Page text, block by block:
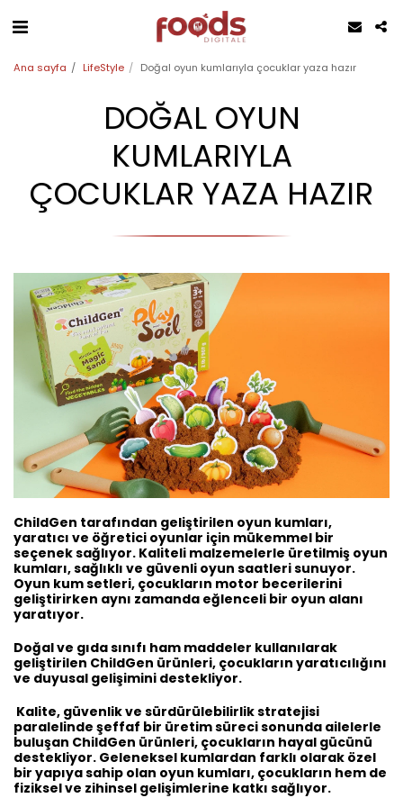
Ana sayfa LifeStyle Doğal oyun kumlarıyla çocuklar yaza hazır
DOĞAL OYUN
KUMLARIYLA
ÇOCUKLAR YAZA HAZIR
ChildGen tarafından geliştirilen oyun kumları,
yaratıcı ve öğretici oyunlar için mükemmel bir
seçenek sağlıyor. Kaliteli malzemelerle üretilmiş oyun
kumları, sağlıklı ve güvenli oyun saatleri sunuyor.
Oyun kum setleri, çocukların motor becerilerini
geliştirirken aynı zamanda eğlenceli bir oyun alanı
yaratıyor.
Doğal ve gıda sınıfı ham maddeler kullanılarak
geliştirilen ChildGen ürünleri, çocukların yaratıcılığını
ve duyusal gelişimini destekliyor.
Kalite, güvenlik ve sürdürülebilirlik stratejisi
paralelinde şeffaf bir üretim süreci sonunda ailelerle
buluşan ChildGen ürünleri, çocukların hayal gücünü
destekliyor. Geleneksel kumlardan farklı olarak özel
bir yapıya sahip olan oyun kumları, çocukların hem de
fiziksel ve zihinsel gelişimlerine katkı sağlıyor.